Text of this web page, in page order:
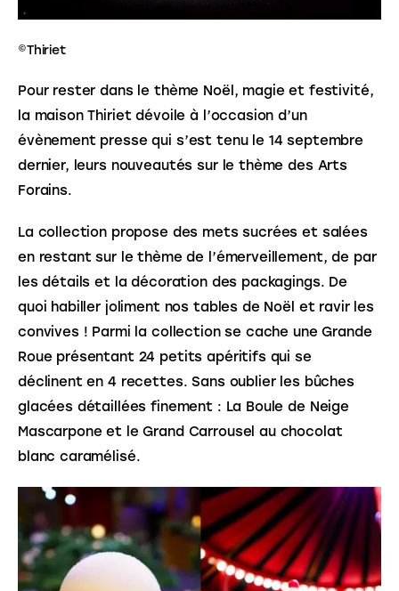
©Thiriet
Pour rester dans le thème Noël, magie et festivité,
la maison Thiriet dévoile à l’occasion d’un
évènement presse qui s’est tenu le 14 septembre
dernier, leurs nouveautés sur le thème des Arts
Forains.
La collection propose des mets sucrées et salées
en restant sur le thème de l’émerveillement, de par
les détails et la décoration des packagings. De
quoi habiller joliment nos tables de Noël et ravir les
convives ! Parmi la collection se cache une Grande
Roue présentant 24 petits apéritifs qui se
déclinent en 4 recettes. Sans oublier les bûches
glacées détaillées finement : La Boule de Neige
Mascarpone et le Grand Carrousel au chocolat
blanc caramélisé.